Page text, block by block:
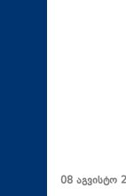
08 აგვისტო